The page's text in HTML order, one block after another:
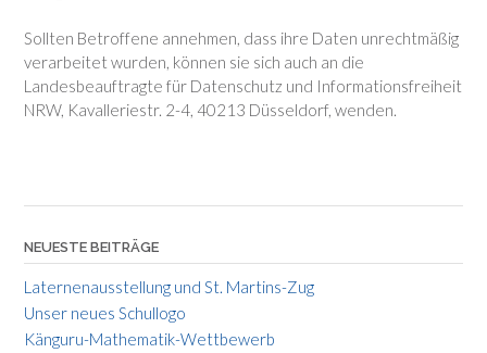
Sollten Betroffene annehmen, dass ihre Daten unrechtmäßig
verarbeitet wurden, können sie sich auch an die
Landesbeauftragte für Datenschutz und Informationsfreiheit
NRW, Kavalleriestr. 2-4, 40213 Düsseldorf, wenden.
NEUESTE BEITRÄGE
Laternenausstellung und St. Martins-Zug
Unser neues Schullogo
Känguru-Mathematik-Wettbewerb